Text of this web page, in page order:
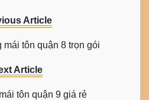
Article
mái tôn quận 8 trọn gói
Article
tôn quận 9 giá rẻ